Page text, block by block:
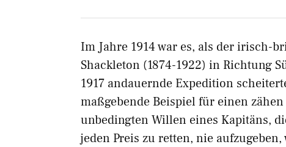
Im Jahre 1914 war es, als der irisch-
Shackleton (1874-1922) in Richtung
1917 andauernde Expedition
maßgebende Beispiel für einen
unbedingten Willen eines Kapitäns,
jeden Preis zu retten, nie